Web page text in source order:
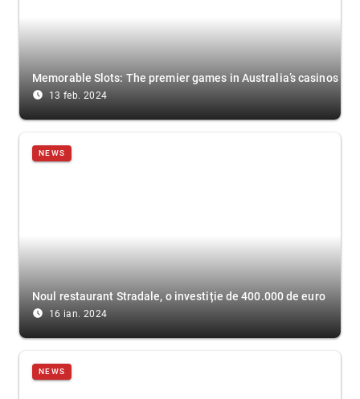
Memorable Slots: The premier games in Australia’s casinos
access_time_filled 13 feb. 2024
NEWS
Noul restaurant Stradale, o investiție de 400.000 de euro
access_time_filled 16 ian. 2024
NEWS